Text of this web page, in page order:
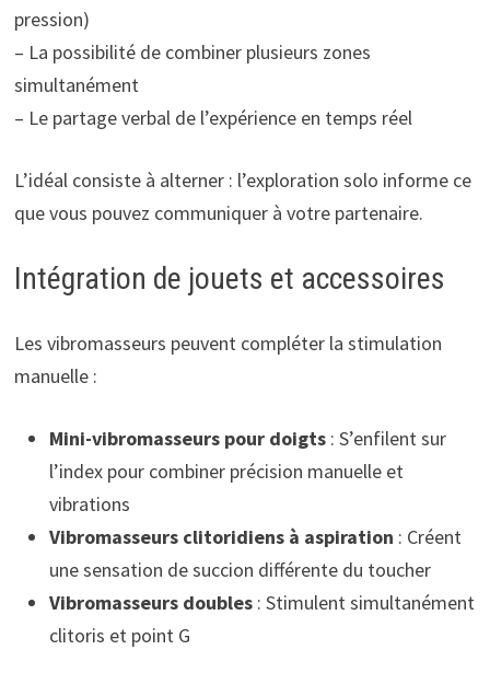
pression)
– La possibilité de combiner plusieurs zones
simultanément
– Le partage verbal de l’expérience en temps réel
L’idéal consiste à alterner : l’exploration solo informe ce
que vous pouvez communiquer à votre partenaire.
Intégration de jouets et accessoires
Les vibromasseurs peuvent compléter la stimulation
manuelle :
Mini-vibromasseurs pour doigts: S’enfilent sur
l’index pour combiner précision manuelle et
vibrations
Vibromasseurs clitoridiens à aspiration : Créent
une sensation de succion différente du toucher
Vibromasseurs doubles: Stimulent simultanément
clitoris et point G